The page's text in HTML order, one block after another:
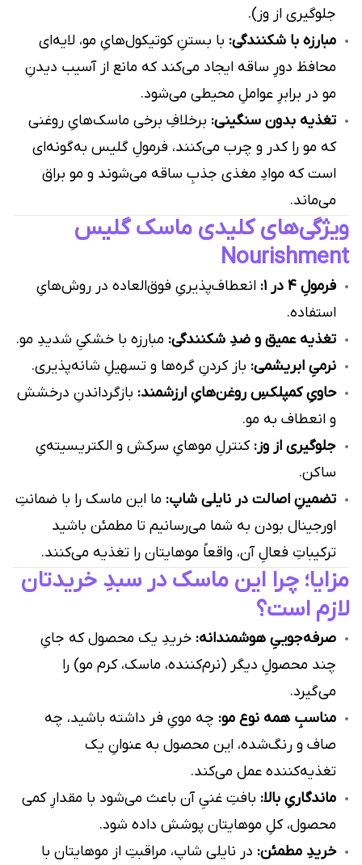
جلوگیری از وز).
مبارزه با شکنندگی: با بستنِ کوتیکول‌هایِ مو، لایه‌ای
محافظ دورِ ساقه ایجاد می‌کند که مانع از آسیب دیدنِ
مو در برابرِ عواملِ محیطی می‌شود.
تغذیه بدون سنگینی: برخلافِ برخی ماسک‌هایِ روغنی
که مو را کدر و چرب می‌کنند، فرمولِ گلیس به‌گونه‌ای
است که موادِ مغذی جذبِ ساقه می‌شوند و مو براق
می‌ماند.
ویژگی‌های کلیدی ماسک گلیس
Nourishment
فرمولِ 4 در 1:
انعطاف‌پذیریِ فوق‌العاده در روش‌هایِ
استفاده.
تغذیه عمیق و ضدِ شکنندگی: مبارزه با خشکیِ شدیدِ مو.
نرمیِ ابریشمی: باز کردنِ گره‌ها و تسهیلِ شانه‌پذیری.
حاویِ کمپلکسِ روغن‌هایِ ارزشمند: بازگرداندنِ درخشش
و انعطاف به مو.
جلوگیری از وز: کنترلِ موهایِ سرکش و الکتریسیته‌یِ
ساکن.
تضمینِ اصالت در نایلی شاپ: ما این ماسک را با ضمانتِ
اورجینال بودن به شما می‌رسانیم تا مطمئن باشید
ترکیباتِ فعالِ آن، واقعاً موهایتان را تغذیه می‌کنند.
مزایا؛ چرا این ماسک در سبدِ خریدتان
لازم است؟
صرفه‌جوییِ هوشمندانه: خریدِ یک محصول که جایِ
چند محصولِ دیگر (نرم‌کننده، ماسک، کرم مو) را
می‌گیرد.
مناسبِ همه نوع مو: چه مویِ فر داشته باشید، چه
صاف و رنگ‌شده، این محصول به عنوانِ یک
تغذیه‌کننده عمل می‌کند.
ماندگاریِ بالا: بافتِ غنیِ آن باعث می‌شود با مقدارِ کمی
محصول، کلِ موهایتان پوشش داده شود.
خریدِ مطمئن: در نایلی شاپ، مراقبتِ از موهایتان با